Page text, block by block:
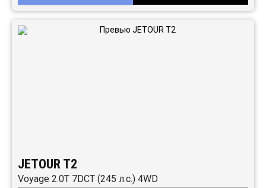
JETOUR T2
Voyage 2.0T 7DCT (245 л.с.) 4WD